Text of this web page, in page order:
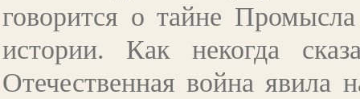
говорится о тайне
истории. Как некогда
Отечественная война